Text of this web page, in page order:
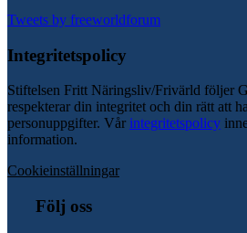
Tweets by freeworldforum
Integritetspolicy
Stiftelsen Fritt Näringsliv/Frivärld följer
respekterar din integritet och din rätt att
personuppgifter. Vår integritetspolicy
information.
Cookieinställningar
Följ oss